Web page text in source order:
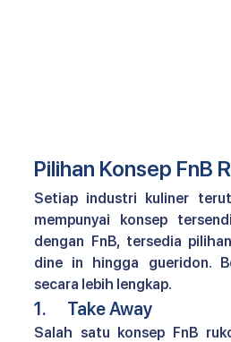
Pilihan Konsep FnB
Setiap industri kuliner
mempunyai konsep
dengan FnB, tersedia
dine in hingga gueridon.
secara lebih lengkap.
1.      Take Away
Salah satu konsep FnB